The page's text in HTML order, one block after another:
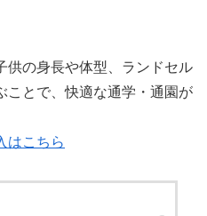
供の身長や体型、ランドセル
ことで、快適な通学・通園が
はこちら